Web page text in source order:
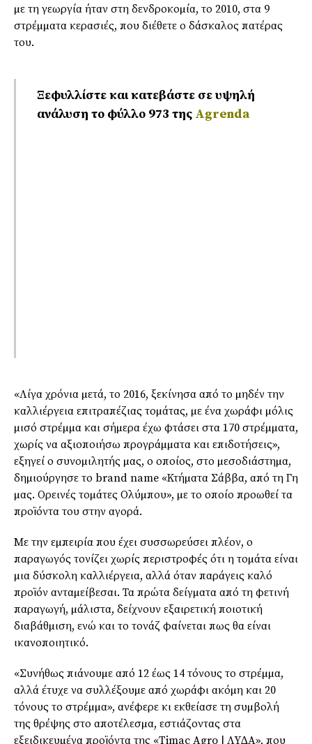
µε τη γεωργία ήταν στη δενδροκοµία, το 2010, στα 9
στρέµµατα κερασιές, που διέθετε ο δάσκαλος πατέρας
του.
Ξεφυλλίστε και κατεβάστε σε υψηλή
ανάλυση το φύλλο 973 της Agrenda
«Λίγα χρόνια µετά, το 2016, ξεκίνησα από το µηδέν την
καλλιέργεια επιτραπέζιας τοµάτας, µε ένα χωράφι µόλις
µισό στρέµµα και σήµερα έχω φτάσει στα 170 στρέµµατα,
χωρίς να αξιοποιήσω προγράµµατα και επιδοτήσεις»,
εξηγεί ο συνοµιλητής µας, ο οποίος, στο µεσοδιάστηµα,
δηµιούργησε το brand name «Κτήµατα Σάββα, από τη Γη
µας. Ορεινές τοµάτες Ολύµπου», µε το οποίο προωθεί τα
προϊόντα του στην αγορά.
Με την εµπειρία που έχει συσσωρεύσει πλέον, ο
παραγωγός τονίζει χωρίς περιστροφές ότι η τοµάτα είναι
µια δύσκολη καλλιέργεια, αλλά όταν παράγεις καλό
προϊόν ανταµείβεσαι. Τα πρώτα δείγµατα από τη φετινή
παραγωγή, µάλιστα, δείχνουν εξαιρετική ποιοτική
διαβάθµιση, ενώ και το τονάζ φαίνεται πως θα είναι
ικανοποιητικό.
«Συνήθως πιάνουµε από 12 έως 14 τόνους το στρέµµα,
αλλά έτυχε να συλλέξουµε από χωράφι ακόµη και 20
τόνους το στρέµµα», ανέφερε κι εκθείασε τη συµβολή
της θρέψης στο αποτέλεσµα, εστιάζοντας στα
εξειδικευµένα προϊόντα της «Timac Agro | ΛΥ∆Α», που